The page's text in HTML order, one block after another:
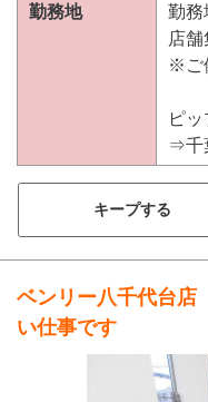
勤務地
勤務
店
※ご
ピ
⇒千
キープする
ベンリー八千代台
い仕事です